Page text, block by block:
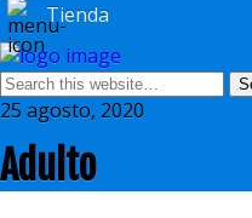
Tienda
25 agosto, 2020
Adulto